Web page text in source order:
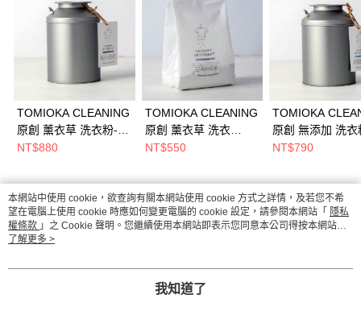
TOMIOKA CLEANING
原創 薰衣草 洗衣粉-牛
奶罐裝800g(附小鐵
衣粉
NT$880
TOMIOKA CLEANING
原創 薰衣草 洗衣
粉-800g補充包/環保洗
NT$550
TOMIOKA
原創 無添加 洗衣
奶罐裝800g(附小
洗衣粉/有效去污
粉
NT$790
熱門標籤
本網站中使用 cookie，欲查詢有關本網站使用 cookie 方式之詳情，及若您不希
望在電腦上使用 cookie 時應如何變更電腦的 cookie 設定，請參閱本網站「 隱私
權條款 」之 Cookie 聲明。您繼續使用本網站即表示您同意本公司得按本網站使
用條款之 Cookie 聲明使用 cookie。
了解更多 >
我知道了